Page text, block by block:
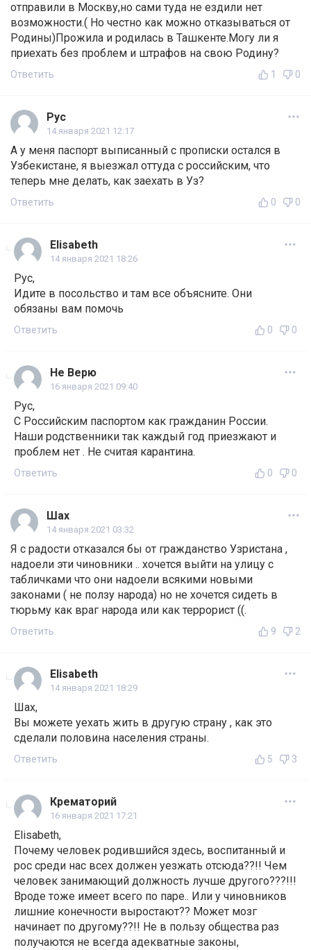
отправили в Москву,но сами туда не ездили нет
возможности.( Но честно как можно отказываться от
Родины)Прожила и родилась в Ташкенте.Могу ли я
приехать без проблем и штрафов на свою Родину?
Ответить 1 0
Рус
14 января 2021 12:17
А у меня паспорт выписанный с прописки остался в
Узбекистане, я выезжал оттуда с российским, что
теперь мне делать, как заехать в Уз?
Ответить 0 0
Elisabeth
14 января 2021 18:26
Рус,
Идите в посольство и там все объясните. Они
обязаны вам помочь
Ответить 0 0
Не Верю
16 января 2021 09:40
Рус,
С Российским паспортом как гражданин России.
Наши родственники так каждый год приезжают и
проблем нет . Не считая карантина.
Ответить 0 0
Шах
14 января 2021 03:32
Я с радости отказался бы от гражданство Узристана ,
надоели эти чиновники .. хочется выйти на улицу с
табличками что они надоели всякими новыми
законами ( не ползу народа) но не хочется сидеть в
тюрьму как враг народа или как террорист ((.
Ответить 9 2
Elisabeth
14 января 2021 18:29
Шах,
Вы можете уехать жить в другую страну , как это
сделали половина населения страны.
Ответить 5 3
Крематорий
16 января 2021 17:21
Elisabeth,
Почему человек родившийся здесь, воспитанный и
рос среди нас всех должен уезжать отсюда??!! Чем
человек занимающий должность лучше другого???!!!
Вроде тоже имеет всего по паре.. Или у чиновников
лишние конечности выростают?? Может мозг
начинает по другому??!! Не в пользу общества раз
получаются не всегда адекватные законы,